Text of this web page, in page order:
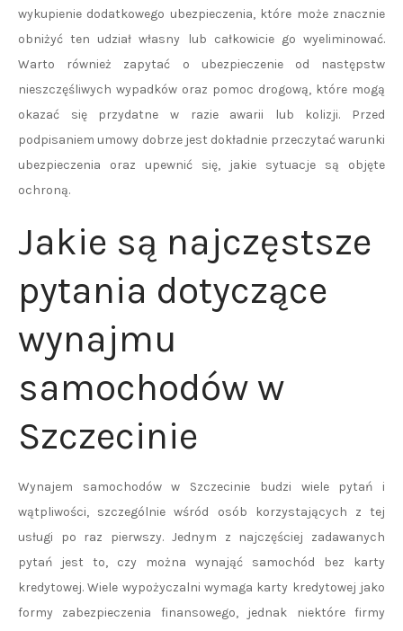
wykupienie dodatkowego ubezpieczenia, które może znacznie
obniżyć ten udział własny lub całkowicie go wyeliminować.
Warto również zapytać o ubezpieczenie od następstw
nieszczęśliwych wypadków oraz pomoc drogową, które mogą
okazać się przydatne w razie awarii lub kolizji. Przed
podpisaniem umowy dobrze jest dokładnie przeczytać warunki
ubezpieczenia oraz upewnić się, jakie sytuacje są objęte
ochroną.
Jakie są najczęstsze
pytania dotyczące
wynajmu
samochodów w
Szczecinie
Wynajem samochodów w Szczecinie budzi wiele pytań i
wątpliwości, szczególnie wśród osób korzystających z tej
usługi po raz pierwszy. Jednym z najczęściej zadawanych
pytań jest to, czy można wynająć samochód bez karty
kredytowej. Wiele wypożyczalni wymaga karty kredytowej jako
formy zabezpieczenia finansowego, jednak niektóre firmy